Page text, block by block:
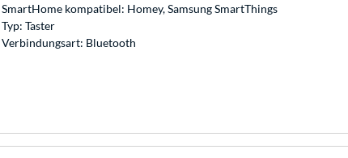
SmartHome kompatibel: Homey, Samsung SmartThings
Typ: Taster
Verbindungsart: Bluetooth